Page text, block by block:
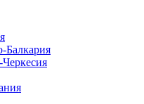
Балкария